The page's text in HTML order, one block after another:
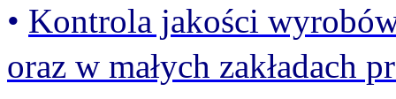
• Kontrola jakości
oraz w małych zakładach